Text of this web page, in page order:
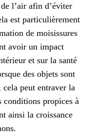
l’air afin d’éviter
est particulièrement
de moisissures
avoir un impact
et sur la santé
des objets sont
peut entraver la
conditions propices à
ainsi la croissance